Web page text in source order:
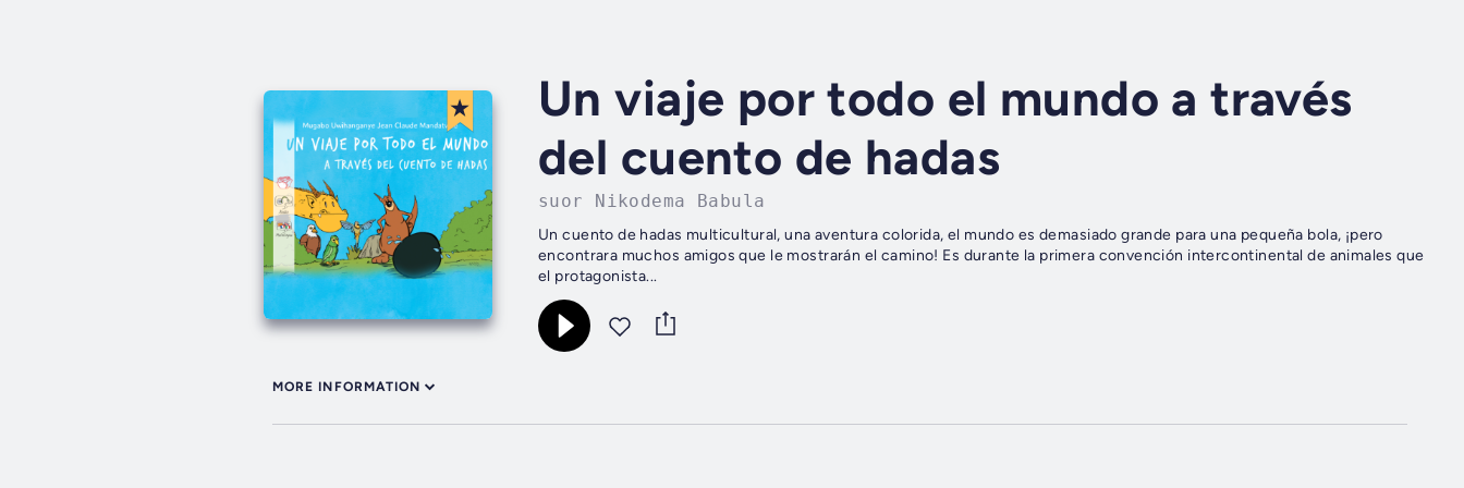
Un viaje por todo el mundo a través
del cuento de hadas
suor Nikodema Babula
Un cuento de hadas multicultural, una aventura colorida, el mundo es demasiado grande para una pequeña bola, ¡pero
encontrara muchos amigos que le mostrarán el camino! Es durante la primera convención intercontinental de animales que
el protagonista...
MORE INFORMATION